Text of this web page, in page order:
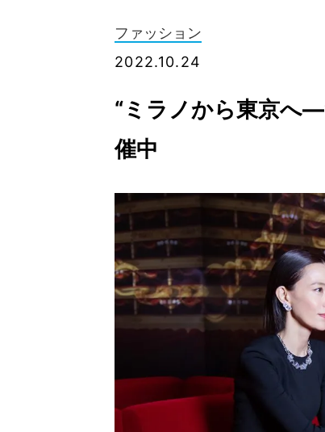
ファッション
2022.10.24
“ミラノから東京へ
催中